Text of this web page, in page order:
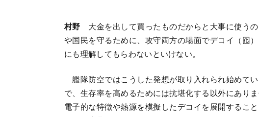
村野 大金を出して買ったものだからと大事に使う
や国民を守るために、攻守両方の場面でデコイ（囮
にも理解してもらわないといけない。
艦隊防空ではこうした発想が取り入れられ始めて
で、生存率を高めるためには抗堪化する以外にあり
電子的な特徴や熱源を模擬したデコイを展開するこ